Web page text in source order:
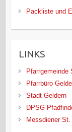
Packliste und
LINKS
Pfarrgemeinde
Pfarrbüro
Stadt Geldern
DPSG
Messdiener